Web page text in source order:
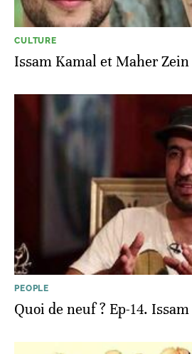
CULTURE
Issam Kamal et Maher
PEOPLE
Quoi de neuf ? Ep-14.